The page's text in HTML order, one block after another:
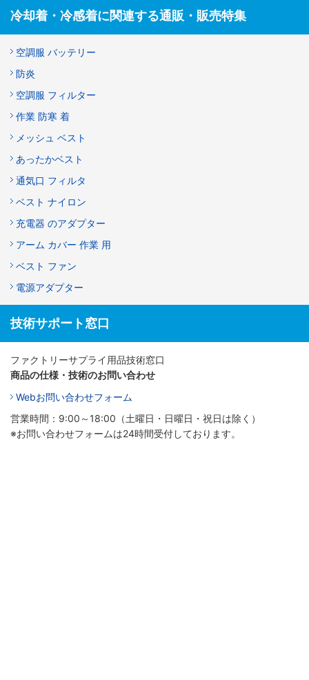
冷却着・冷感着に関連する通販・販売特集
空調服 バッテリー
防炎
空調服 フィルター
作業 防寒 着
メッシュ ベスト
あったかベスト
通気口 フィルタ
ベスト ナイロン
充電器 のアダプター
アーム カバー 作業 用
ベスト ファン
電源アダプター
技術サポート窓口
ファクトリーサプライ用品技術窓口
商品の仕様・技術のお問い合わせ
Webお問い合わせフォーム
営業時間：9:00～18:00（土曜日・日曜日・祝日は除く）
※お問い合わせフォームは24時間受付しております。